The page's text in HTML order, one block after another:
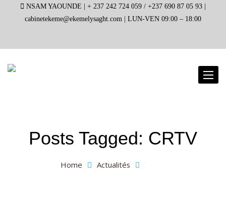
NSAM YAOUNDE | + 237 242 724 059 / +237 690 87 05 93 |
cabinetekeme@ekemelysaght.com | LUN-VEN 09:00 – 18:00
Posts Tagged: CRTV
Home Actualités